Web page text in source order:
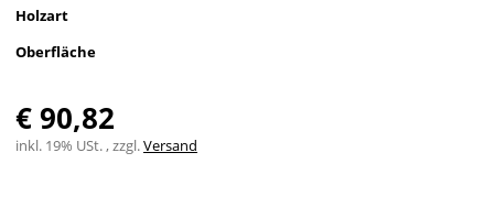
Holzart
Oberfläche
€ 90,82
inkl. 19% USt. , zzgl.Versand